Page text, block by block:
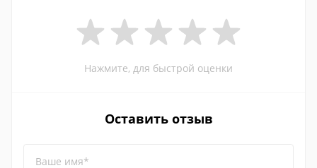
Нажмите, для быстрой оценки
Оставить отзыв
Ваше имя*